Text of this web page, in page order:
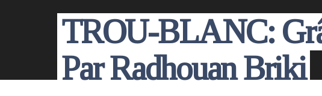
TROU-BLANC:
Par Radhouan Briki